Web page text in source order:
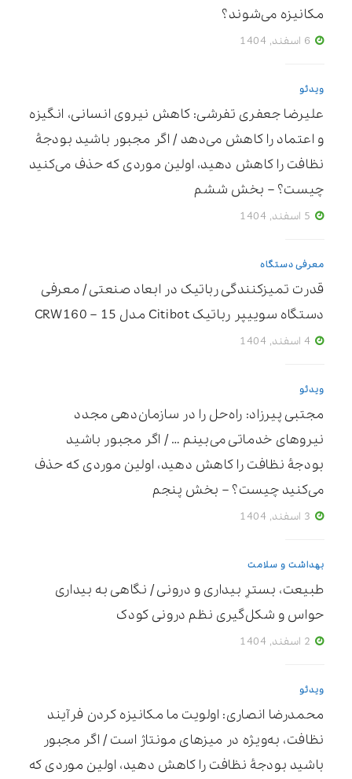
مکانیزه می‌شوند؟
ویدئو
علیرضا جعفری تفرشی: کاهش نیروی انسانی، انگیزه
و اعتماد را کاهش می‌دهد / اگر مجبور باشید بودجۀ
نظافت را کاهش دهید، اولین موردی که حذف می‌کنید
چیست؟ – بخش ششم
معرفی دستگاه
قدرت تمیزکنندگی رباتیک در ابعاد صنعتی / معرفی
دستگاه سوییپر رباتیک Citibot مدل CRW160 – 15
ویدئو
مجتبی پیرزاد: راه‌حل را در سازمان‌دهی مجدد
نیروهای خدماتی می‌بینم … / اگر مجبور باشید
بودجۀ نظافت را کاهش دهید، اولین موردی که حذف
می‌کنید چیست؟ – بخش پنجم
بهداشت و سلامت
طبیعت، بسترِ بیداری و درونی / نگاهی به بیداری
حواس و شکل‌گیری نظم درونی کودک
ویدئو
محمدرضا انصاری: اولویت ما مکانیزه ‌کردن فرآیند
نظافت، به‌ویژه در میزهای مونتاژ است / اگر مجبور
باشید بودجۀ نظافت را کاهش دهید، اولین موردی که